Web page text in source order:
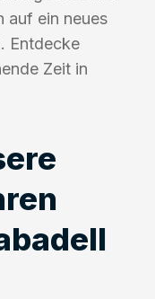
auf ein neues
Entdecke
Zeit in